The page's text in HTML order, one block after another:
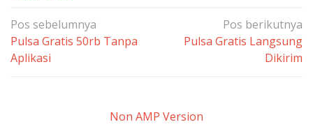
Navigasi
pos
Pos sebelumnya
Pulsa Gratis 50rb Tanpa
Aplikasi
Pos berikutnya
Pulsa Gratis Langsung
Dikirim
Non AMP Version